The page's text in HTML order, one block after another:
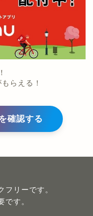
らえる！
確認する
フリーです。
です。